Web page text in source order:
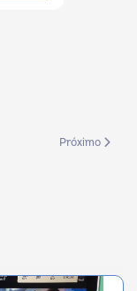
Próximo
Próximo